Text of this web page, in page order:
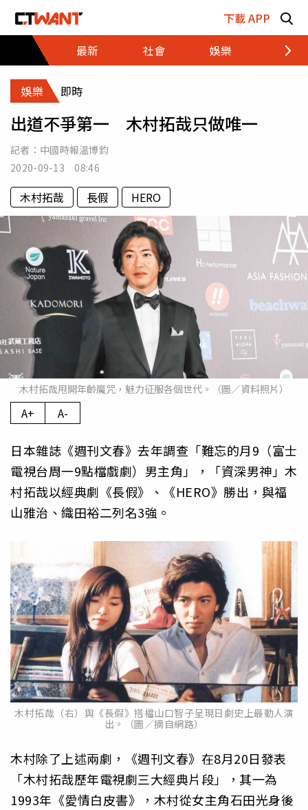
下載 APP
最新
社會 娛樂 財經
娛樂 即時
出道不爭第一 木村拓哉只做唯一
記者： 中國時報溫博鈞
2020-09-13 08:46
木村拓哉 長假 HERO
木村拓哉甩開年齡魔咒，魅力征服各個世代。（圖／資料照片）
A+ A-
日本雜誌《週刊文春》去年調查「難忘的月9（富士
電視台周一9點檔戲劇）男主角」，「資深男神」木
村拓哉以經典劇《長假》、《HERO》勝出，與福
山雅治、織田裕二列名3強。
木村拓哉（右）與《長假》搭檔山口智子呈現日劇史上最動人演
出。（圖／摘自網路）
木村除了上述兩劇，《週刊文春》在8月20日發表
「木村拓哉歷年電視劇三大經典片段」，其一為
1993年《愛情白皮書》，木村從女主角石田光身後